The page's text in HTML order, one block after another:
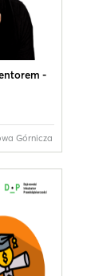
-
Górnicza